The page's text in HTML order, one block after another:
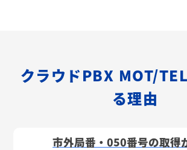
クラウドPBX MOT/
る理由
市外局番・050番号の取得